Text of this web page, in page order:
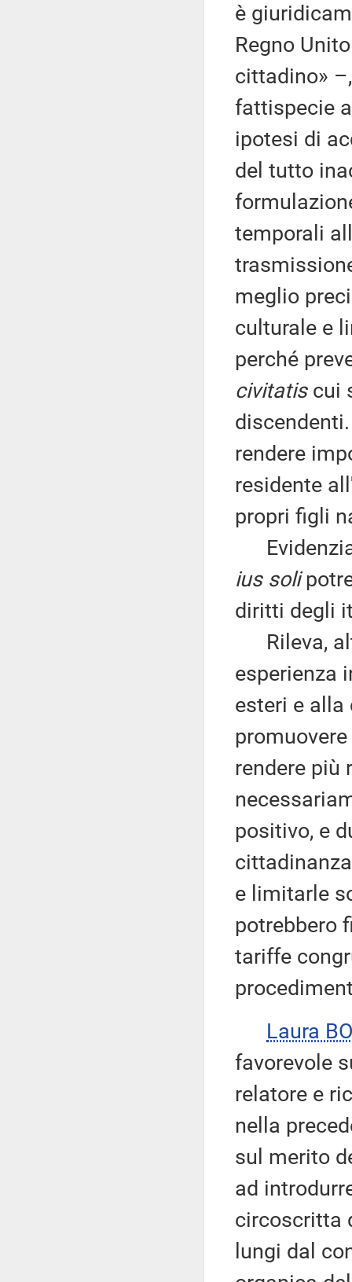
è
Regno
cittadino»
fattispecie
ipotesi di
del tutto
temporali
meglio
culturale e
perché
civitatiscui
rendere
residente
propri figli
Evidenzia
ius soli
diritti degli
Rileva,
esperienza
esteri e alla
rendere più
positivo, e
e limitarle
potrebbero
tariffe
Laura
favorevole
relatore e
nella
sul merito
ad
circoscritta
lungi dal